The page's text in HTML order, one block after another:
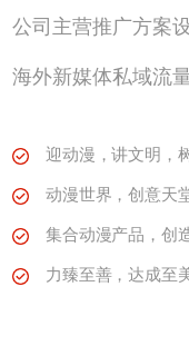
公司主营推广方案
海外新媒体私域流
迎动漫，讲文明，
动漫世界，创意天
集合动漫产品，创
力臻至善，达成至美